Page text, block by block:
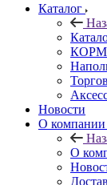
Каталог
Новости
О компании
О